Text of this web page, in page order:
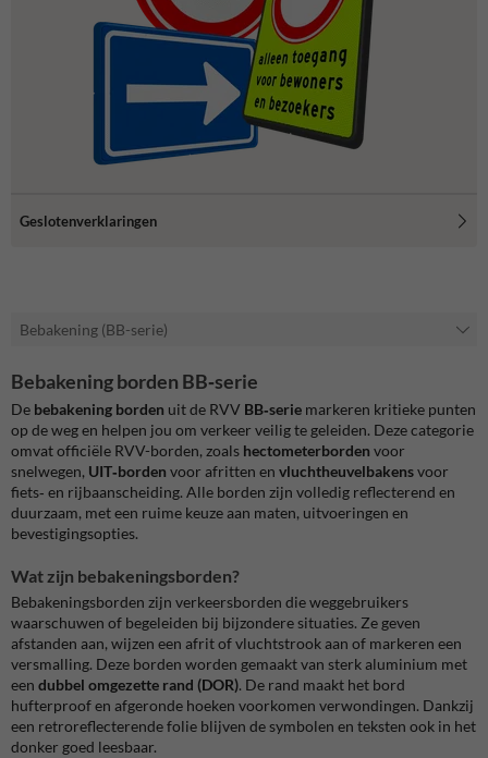
Geslotenverklaringen
Bebakening (BB-serie)
Bebakening borden BB‑serie
De bebakening borden uit de RVV BB‑serie markeren kritieke punten
op de weg en helpen jou om verkeer veilig te geleiden. Deze categorie
omvat officiële RVV-borden, zoals hectometerborden voor
snelwegen, UIT‑borden voor afritten en vluchtheuvelbakensvoor
fiets‑ en rijbaanscheiding. Alle borden zijn volledig reflecterend en
duurzaam, met een ruime keuze aan maten, uitvoeringen en
bevestigingsopties.
Wat zijn bebakeningsborden?
Bebakeningsborden zijn verkeersborden die weggebruikers
waarschuwen of begeleiden bij bijzondere situaties. Ze geven
afstanden aan, wijzen een afrit of vluchtstrook aan of markeren een
versmalling. Deze borden worden gemaakt van sterk aluminium met
een dubbel omgezette rand (DOR). De rand maakt het bord
hufterproof en afgeronde hoeken voorkomen verwondingen. Dankzij
een retroreflecterende folie blijven de symbolen en teksten ook in het
donker goed leesbaar.